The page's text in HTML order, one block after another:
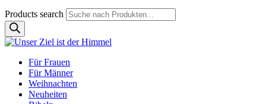
Products search
Für Frauen
Für Männer
Weihnachten
Neuheiten